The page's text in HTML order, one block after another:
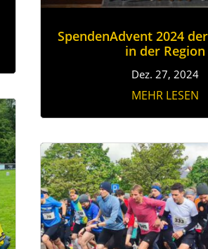
SpendenAdvent 2024
in der Region
Dez. 27, 2024
MEHR LESEN